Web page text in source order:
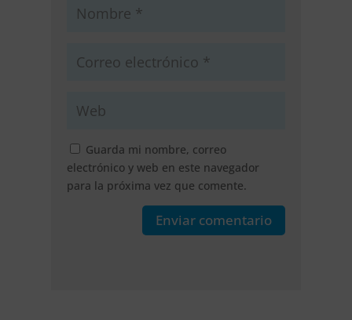
Guarda mi nombre, correo
electrónico y web en este navegador
para la próxima vez que comente.
Enviar comentario